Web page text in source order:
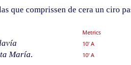
que comprissen de cera un ciro
Metrics
10' A
María. 10' A